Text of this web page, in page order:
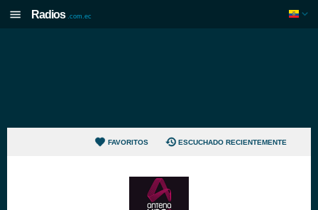
Radios .com.ec
FAVORITOS ESCUCHADO RECIENTEMENTE